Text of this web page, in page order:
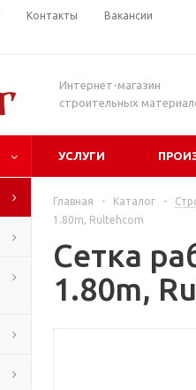
Контакты Вакансии
Интернет-магазин
строительных
УСЛУГИ
Главная - Каталог -
1.80m, Rultehcom
Сетка
1.80m,